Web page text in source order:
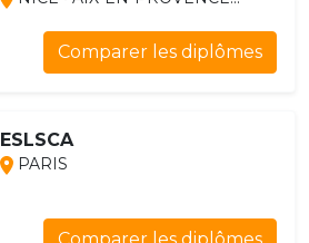
Comparer les diplômes
ESLSCA
PARIS